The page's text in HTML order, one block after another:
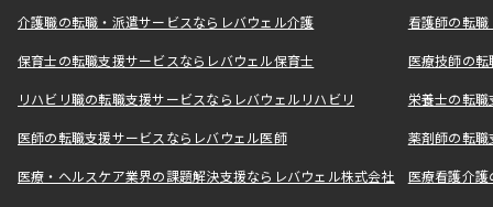
介護職の転職・派遣サービスならレバウェル介護 看護師の転
保育士の転職支援サービスならレバウェル保育士 医療技師の
リハビリ職の転職支援サービスならレバウェルリハビリ 栄養士の転
医師の転職支援サービスならレバウェル医師 薬剤師の転
医療・ヘルスケア業界の課題解決支援ならレバウェル株式会社 医療看護介